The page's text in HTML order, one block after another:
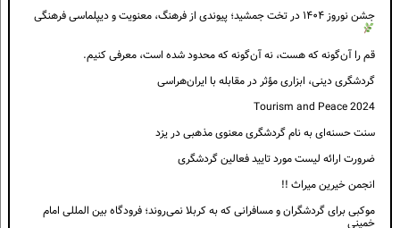
جشن نوروز ۱۴۰۴ در تخت جمشید؛ پیوندی از فرهنگ، معنویت و دیپلماسی فرهنگی
قم را آن‌گونه که هست، نه آن‌گونه که محدود شده است، معرفی کنیم.
گردشگری دینی، ابزاری مؤثر در مقابله با ایران‌هراسی
Tourism and Peace 2024
سنت حسنه‌ای به نام گردشگری معنوی مذهبی در یزد
ضرورت ارائه لیست مورد تایید فعالین گردشگری
انجمن خیرین میراث !!
موکبی برای گردشگران و مسافرانی که به کربلا نمی‌روند؛ فرودگاه بین المللی امام
خمینی